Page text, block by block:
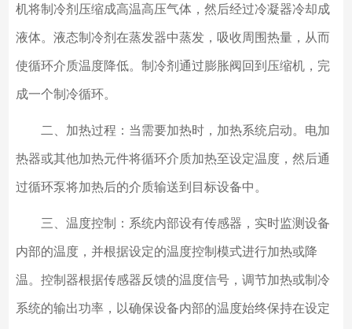
机将制冷剂压缩成高温高压气体，然后经过冷凝器冷却成
液体。液态制冷剂在蒸发器中蒸发，吸收周围热量，从而
使循环介质温度降低。制冷剂通过膨胀阀回到压缩机，完
成一个制冷循环。
二、加热过程：当需要加热时，加热系统启动。电加
热器或其他加热元件将循环介质加热至设定温度，然后通
过循环泵将加热后的介质输送到目标设备中。
三、温度控制：系统内部设有传感器，实时监测设备
内部的温度，并根据设定的温度控制模式进行加热或降
温。控制器根据传感器反馈的温度信号，调节加热或制冷
系统的输出功率，以确保设备内部的温度始终保持在设定